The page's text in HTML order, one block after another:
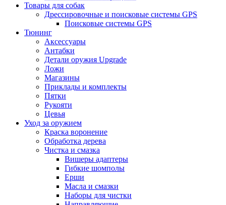
Товары для собак
Дрессировочные и поисковые системы GPS
Поисковые системы GPS
Тюнинг
Аксессуары
Антабки
Детали оружия Upgrade
Ложи
Магазины
Приклады и комплекты
Пятки
Рукояти
Цевья
Уход за оружием
Краска воронение
Обработка дерева
Чистка и смазка
Вишеры адаптеры
Гибкие шомполы
Ерши
Масла и смазки
Наборы для чистки